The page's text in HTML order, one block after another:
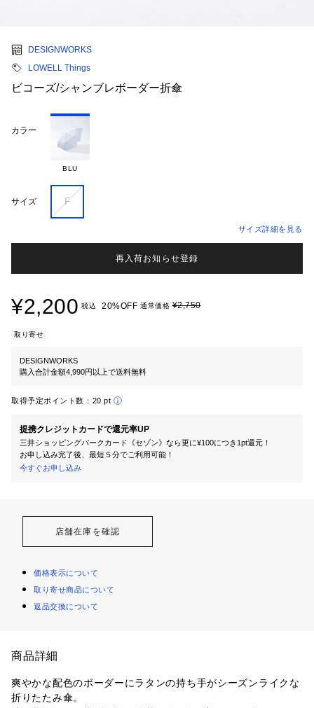
DESIGNWORKS
LOWELL Things
ビコーズ/シャンブレボーダー折傘
カラー
BLU
サイズ F
サイズ詳細を見る
再入荷お知らせ登録
¥2,200 税込 20%OFF 通常価格¥2,750
取り寄せ
DESIGNWORKS
購入合計金額4,990円以上で送料無料
取得予定ポイント数： 20 pt
提携クレジットカードで還元率UP
三井ショッピングパークカード《セゾン》なら更に¥100につき1pt還元！
お申し込み完了後、最短５分でご利用可能！
今すぐお申し込み
店舗在庫を確認
価格表示について
取り寄せ商品について
返品交換について
商品詳細
爽やかな配色のボーダーにラタンの持ち手がシーズンライクな
折りたたみ傘。